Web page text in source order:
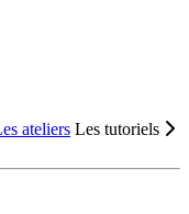
ateliers Les tutoriels